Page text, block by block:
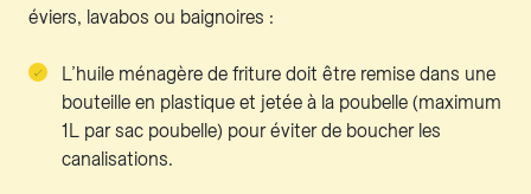
éviers, lavabos ou baignoires :
L’huile ménagère de friture doit être remise dans une
bouteille en plastique et jetée à la poubelle (maximum
1L par sac poubelle) pour éviter de boucher les
canalisations.